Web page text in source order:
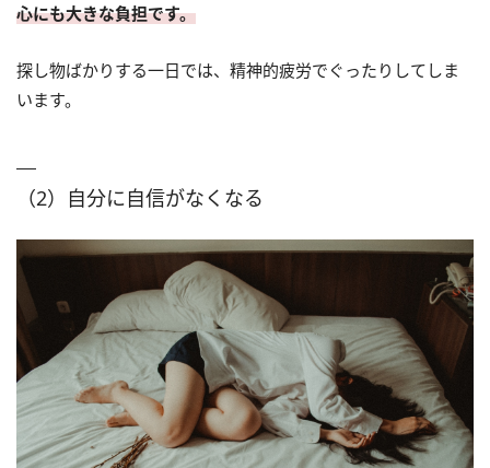
心にも大きな負担です。
探し物ばかりする一日では、精神的疲労でぐったりしてしま
います。
（2）自分に自信がなくなる